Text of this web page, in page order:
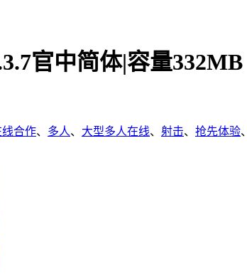
官中简体|容量332MB
线合作、 多人、 大型多人在线、 射击、 抢先体验、